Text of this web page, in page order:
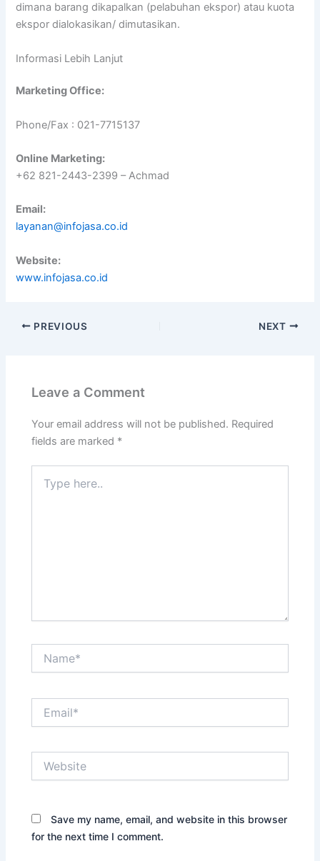
dimana barang dikapalkan (pelabuhan ekspor) atau kuota
ekspor dialokasikan/ dimutasikan.
Informasi Lebih Lanjut
Marketing Office:
Phone/Fax : 021-7715137
Online Marketing:
+62 821-2443-2399 – Achmad
Email:
layanan@infojasa.co.id
Website:
www.infojasa.co.id
PREVIOUS NEXT
Leave a Comment
Your email address will not be published. Required
fields are marked *
here..
Save my name, email, and website in this browser
for the next time I comment.